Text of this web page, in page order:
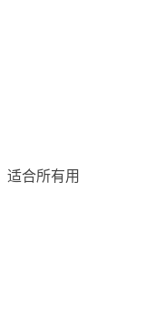
适合所有用